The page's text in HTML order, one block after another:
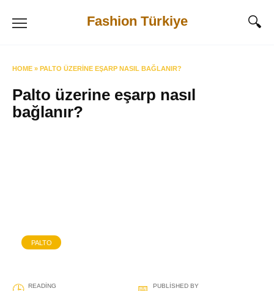
Fashion Türkiye
HOME » PALTO ÜZERINE EŞARP NASIL BAĞLANIR?
Palto üzerine eşarp nasıl
bağlanır?
PALTO
READING PUBLISHED BY